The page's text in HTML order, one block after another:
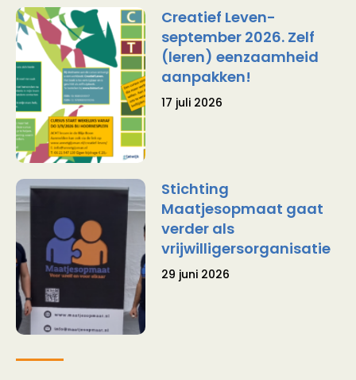
Creatief Leven-
september 2026. Zelf
(leren) eenzaamheid
aanpakken!
17 juli 2026
Stichting
Maatjesopmaat gaat
verder als
vrijwilligersorganisatie
29 juni 2026